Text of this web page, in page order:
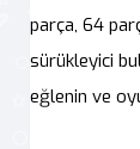
parça, 64
sürükleyici
eğlenin ve